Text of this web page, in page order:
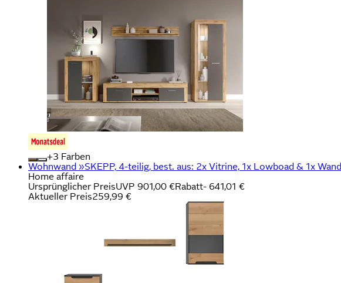
+
Farben
Wohnwand »SKEPP, 4-teilig, best. aus: 2x Vitrine, 1x Lowboad & 1x
Home affaire
Ursprünglicher PreisUVP 901,00 €Rabatt- 641,01 €
Aktueller Preis259,99 €